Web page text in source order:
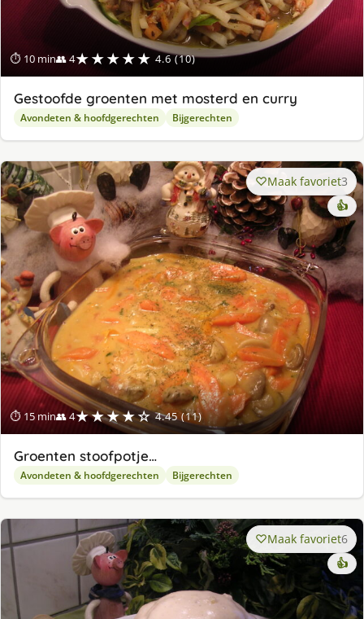
⏱ 10 min👥 4★★★★★ 4.6 (10)
Gestoofde groenten met mosterd en curry
Avondeten & hoofdgerechten Bijgerechten
⏱ 15 min👥 4★★★★☆ 4.45 (11)
Maak favoriet3
👍
Groenten stoofpotje…
Avondeten & hoofdgerechten Bijgerechten
Maak favoriet6
👍